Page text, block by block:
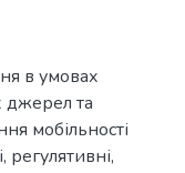
в умовах
джерел та
мобільності
регулятивні,